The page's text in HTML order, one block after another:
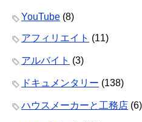
YouTube (8)
アフィリエイト (11)
アルバイト (3)
ドキュメンタリー (138)
ハウスメーカーと工務店 (6)